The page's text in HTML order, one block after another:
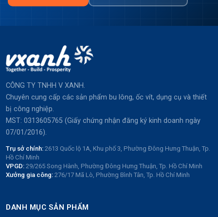
CÔNG TY TNHH V XANH.
Chuyên cung cấp các sản phẩm bu lông, ốc vít, dụng cụ và thiết
bị công nghiệp.
MST: 0313605765 (Giấy chứng nhận đăng ký kinh doanh ngày
07/01/2016).
Trụ sở chính: 2613 Quốc lộ 1A, Khu phố 3, Phường Đông Hưng Thuận, Tp.
Hồ Chí Minh
VPGD: 29/265 Song Hành, Phường Đông Hưng Thuận, Tp. Hồ Chí Minh
Xưởng gia công: 276/17 Mã Lò, Phường Bình Tân, Tp. Hồ Chí Minh
DANH MỤC SẢN PHẨM